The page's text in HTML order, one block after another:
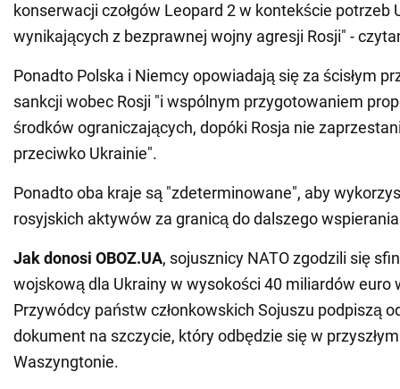
konserwacji czołgów Leopard 2 w kontekście potrzeb
wynikających z bezprawnej wojny agresji Rosji" -
Ponadto Polska i Niemcy opowiadają się za ścisłym
sankcji wobec Rosji "i wspólnym przygotowaniem
środków ograniczających, dopóki Rosja nie
przeciwko Ukrainie".
Ponadto oba kraje są "zdeterminowane", aby
rosyjskich aktywów za granicą do dalszego
Jak donosi OBOZ.UA, sojusznicy NATO zgodzili się
wojskową dla Ukrainy w wysokości 40 miliardów euro
Przywódcy państw członkowskich Sojuszu podpiszą
dokument na szczycie, który odbędzie się w
Waszyngtonie.